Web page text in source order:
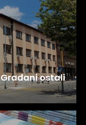
ostali